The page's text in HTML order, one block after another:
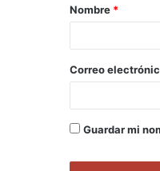
r
*
Nombre *
Correo
Guardar mi